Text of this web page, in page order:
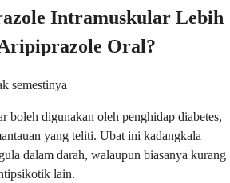
Intramuskular Lebih
Oral?
semestinya
boleh digunakan oleh penghidap diabetes,
yang teliti. Ubat ini kadangkala
dalam darah, walaupun biasanya kurang
lain.